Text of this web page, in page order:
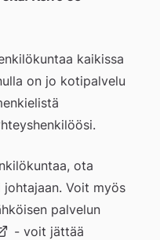
kaikissa
on jo kotipalvelu
ota
Voit myös
palvelun
- voit jättää